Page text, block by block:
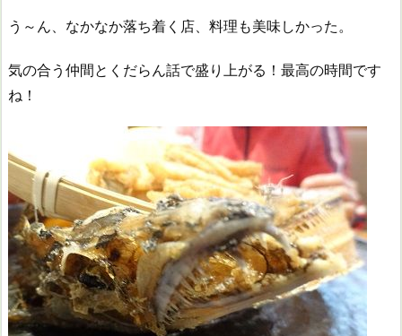
う～ん、なかなか落ち着く店、料理も美味しかった。
気の合う仲間とくだらん話で盛り上がる！最高の時間です
ね！